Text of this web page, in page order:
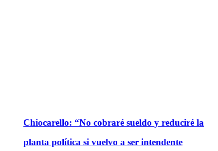
Chiocarello: “No cobraré sueldo y reduciré la
planta política si vuelvo a ser intendente